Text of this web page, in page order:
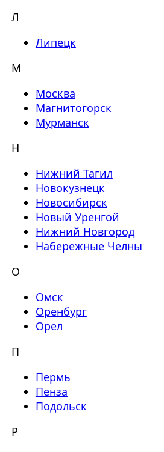
Л
Липецк
М
Москва
Магнитогорск
Мурманск
Н
Нижний Тагил
Новокузнецк
Новосибирск
Новый Уренгой
Нижний Новгород
Набережные Челны
О
Омск
Оренбург
Орел
П
Пермь
Пенза
Подольск
Р